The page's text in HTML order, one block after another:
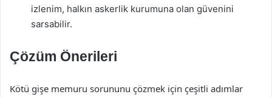
izlenim, halkın askerlik kurumuna olan güvenini
sarsabilir.
Çözüm Önerileri
Kötü gişe memuru sorununu çözmek için çeşitli adımlar